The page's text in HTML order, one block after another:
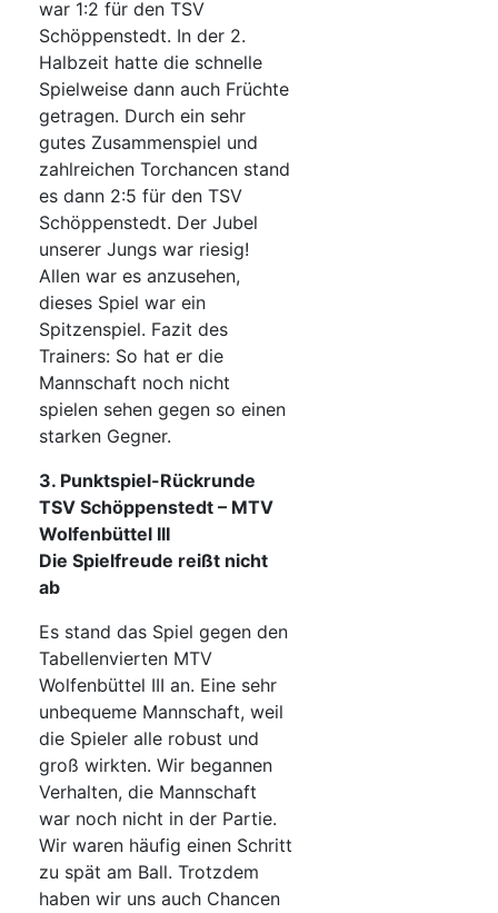
war 1:2 für den TSV
Schöppenstedt. In der 2.
Halbzeit hatte die schnelle
Spielweise dann auch Früchte
getragen. Durch ein sehr
gutes Zusammenspiel und
zahlreichen Torchancen stand
es dann 2:5 für den TSV
Schöppenstedt. Der Jubel
unserer Jungs war riesig!
Allen war es anzusehen,
dieses Spiel war ein
Spitzenspiel. Fazit des
Trainers: So hat er die
Mannschaft noch nicht
spielen sehen gegen so einen
starken Gegner.
3. Punktspiel-Rückrunde
TSV Schöppenstedt – MTV
Wolfenbüttel III
Die Spielfreude reißt nicht
ab
Es stand das Spiel gegen den
Tabellenvierten MTV
Wolfenbüttel III an. Eine sehr
unbequeme Mannschaft, weil
die Spieler alle robust und
groß wirkten. Wir begannen
Verhalten, die Mannschaft
war noch nicht in der Partie.
Wir waren häufig einen Schritt
zu spät am Ball. Trotzdem
haben wir uns auch Chancen